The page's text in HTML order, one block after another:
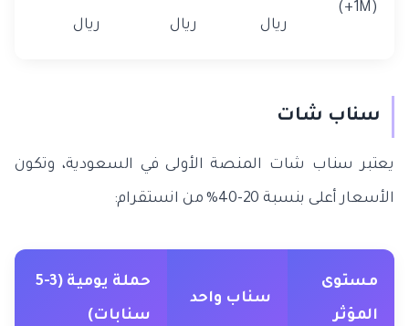
(1M+)
ريال ريال ريال
سناب شات
يعتبر سناب شات المنصة الأولى في السعودية، وتكون
الأسعار أعلى بنسبة 20-40% من انستقرام:
مستوى
المؤثر
سناب واحد
حملة يومية (3-5
سنابات)